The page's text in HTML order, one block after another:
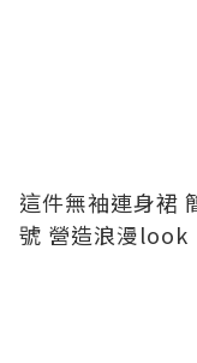
這件無袖連身裙
號 營造浪漫look